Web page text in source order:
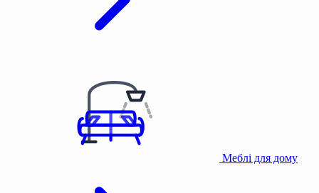
Меблі для дому